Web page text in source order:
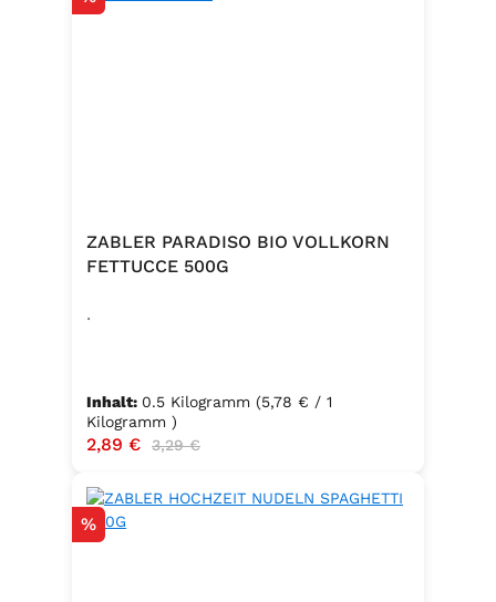
ZABLER PARADISO BIO VOLLKORN
FETTUCCE 500G
.
Inhalt: 0.5 Kilogramm (5,78 € / 1
Kilogramm )
Verkaufspreis:
2,89 € Regulärer Preis:
3,29 €
Rabatt
%